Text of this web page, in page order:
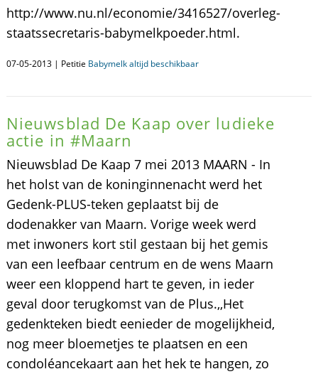
http://www.nu.nl/economie/3416527/overleg-
staatssecretaris-babymelkpoeder.html.
07-05-2013 | Petitie Babymelk altijd beschikbaar
Nieuwsblad De Kaap over ludieke
actie in #Maarn
Nieuwsblad De Kaap 7 mei 2013 MAARN - In
het holst van de koninginnenacht werd het
Gedenk-PLUS-teken geplaatst bij de
dodenakker van Maarn. Vorige week werd
met inwoners kort stil gestaan bij het gemis
van een leefbaar centrum en de wens Maarn
weer een kloppend hart te geven, in ieder
geval door terugkomst van de Plus.,,Het
gedenkteken biedt eenieder de mogelijkheid,
nog meer bloemetjes te plaatsen en een
condoléancekaart aan het hek te hangen, zo